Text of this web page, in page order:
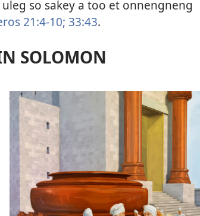
uleg so sakey a too et onnengneng
21:4-10; 33:43.
SOLOMON